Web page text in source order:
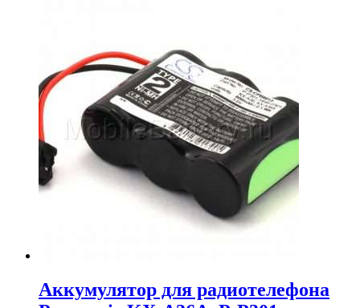
Аккумулятор для радиотелефона